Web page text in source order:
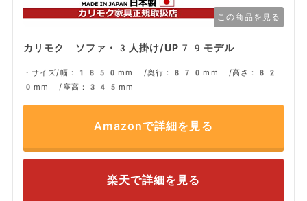
この商品を見る
カリモク ソファ・3人掛け/UP79モデル
・サイズ/幅：1850mm /奥行：870mm /高さ：82
0mm /座高：345mm
Amazonで詳細を見る
楽天で詳細を見る